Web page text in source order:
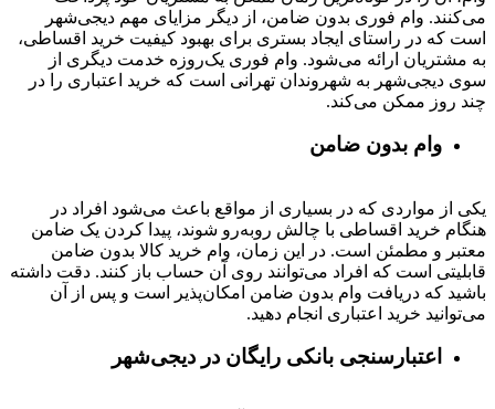
می‌کنند. وام فوری بدون ضامن، از دیگر مزایای مهم دیجی‌شهر
است که در راستای ایجاد بستری برای بهبود کیفیت خرید اقساطی،
به مشتریان ارائه می‌شود. وام فوری یک‌روزه خدمت دیگری از
سوی دیجی‌شهر به شهروندان تهرانی است که خرید اعتباری را در
چند روز ممکن می‌کند.
وام بدون ضامن
یکی از مواردی که در بسیاری از مواقع باعث می‌شود افراد در
هنگام خرید اقساطی با چالش روبه‌رو شوند، پیدا کردن یک ضامن
معتبر و مطمئن است. در این زمان، وام خرید کالا بدون ضامن
قابلیتی است که افراد می‌توانند روی آن حساب باز کنند. دقت داشته
باشید که دریافت وام بدون ضامن امکان‌پذیر است و پس از آن
می‌توانید خرید اعتباری انجام دهید.
اعتبارسنجی بانکی رایگان در دیجی‌شهر